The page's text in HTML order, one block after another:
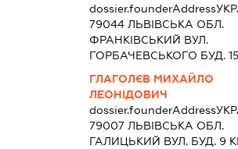
dossier.founderAddress
79044 ЛЬВIВСЬКА ОБЛ.
ФРАНКІВСЬКИЙ ВУЛ.
ГОРБАЧЕВСЬКОГО БУД.
ГЛАГОЛЄВ МИХАЙЛО
ЛЕОНІДОВИЧ
dossier.founderAddress
79007 ЛЬВIВСЬКА ОБЛ.
ГАЛИЦЬКИЙ ВУЛ. БУД. 9